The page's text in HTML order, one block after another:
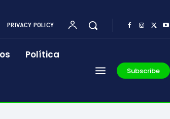
PRIVACY POLICY
Política
Subscribe